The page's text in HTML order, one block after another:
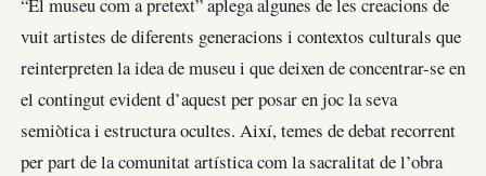
“El museu com a pretext” aplega algunes de les creacions de
vuit artistes de diferents generacions i contextos culturals que
reinterpreten la idea de museu i que deixen de concentrar-se en
el contingut evident d’aquest per posar en joc la seva
semiòtica i estructura ocultes. Així, temes de debat recorrent
per part de la comunitat artística com la sacralitat de l’obra